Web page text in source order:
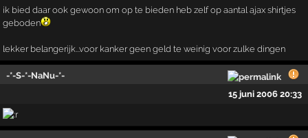
ik bied daar ook gewoon om op te bieden heb zelf op aantal ajax shirtjes
geboden
lekker belangerijk...voor kanker geen geld te weinig voor zulke dingen
-*-S-*-NaNu-*-
15 juni 2006 20:33